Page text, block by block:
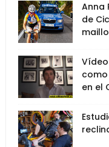
Anna
de
en el